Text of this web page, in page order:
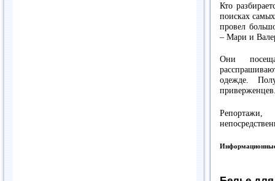
Кто
поисках
провел
– Мари и
Они
одежде.